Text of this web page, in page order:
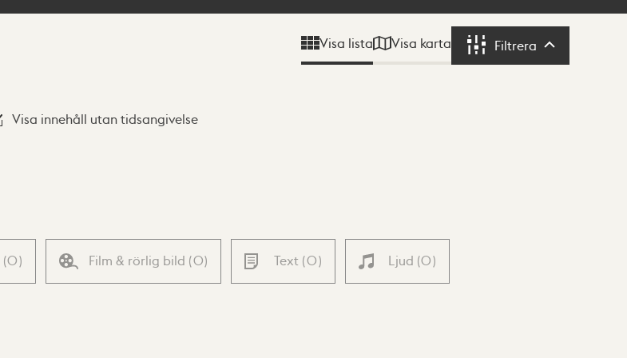
Visa lista Visa karta Filtrera Filtrera
Visa innehåll utan tidsangivelse
(0) Film & rörlig bild (0) Text (0) Ljud (0)